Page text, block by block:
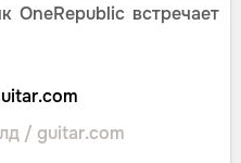
OneRepublic встречает
/ guitar.com